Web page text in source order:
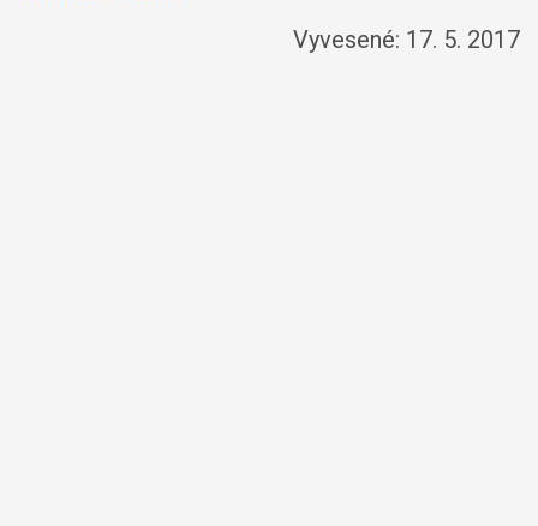
Vyvesené: 17. 5. 2017